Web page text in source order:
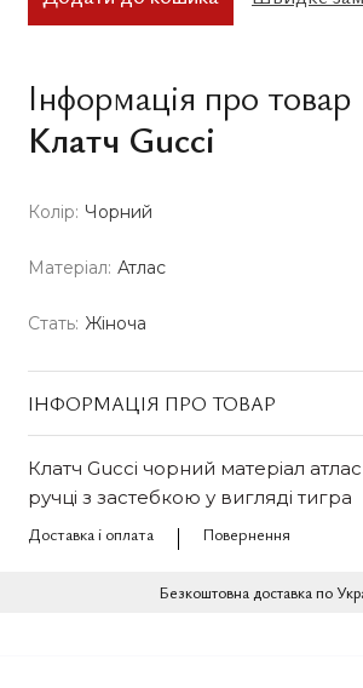
Інформація про товар
Клатч Gucci
Колір: Чорний
Матеріал: Атлас
Стать: Жіноча
ІНФОРМАЦІЯ ПРО ТОВАР
Клатч Gucci чорний матеріал атлас
ручці з застебкою у вигляді тигра
Доставка і оплата
Повернення
Безкоштовна доставка по